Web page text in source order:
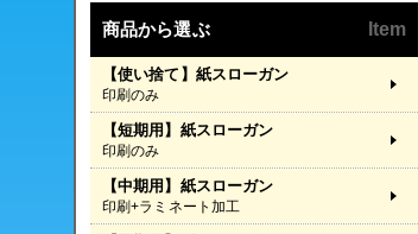
商品から選ぶ Item
【使い捨て】紙スローガン
印刷のみ
【短期用】紙スローガン
印刷のみ
【中期用】紙スローガン
印刷+ラミネート加工